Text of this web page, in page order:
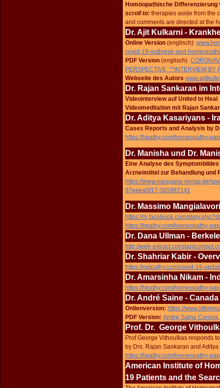
Homöopathische
scroll to: therapies aside from the
and comments are directed at the
Dr. Ajit Kulkarni -
Online Version (englisch)
covid-19-outbreak-and-
PDF Version (englisch)
PERSPECTIVE **INTERVIEW BY
Webseite des Autors
Dr. Rajan Sankaran im
Videointerview auf United to
Videomeditation mit Rajan
Dr. Aditya Kasariyans -
Cases Reports and Analysis by
https://hpathy.com/homeopathy-
Dr. Manisha und Dr.
Eine Analyse des
Arzneimittel zur Behandlung und
https://www.narayana-verlag.de/
97eeea5f17-365997141
Dr. Massimo
https://m.facebook.com/
https://hpathy.com/homeopathy-
Dr. Dana Ullman -
http://web-
Dr. Shahriar Kabir -
https://mdpathy.com/covid-19-
Dr. Amarsinha Nikam -
https://hpathy.com/homeopathy-
Dr. André Saine - Canada
Onlienversion: https://
PDF Version: André Saine Corona
Prof. Dr. George
Prof George Vithoulkas responds
by Drs. Rajan Sankaran and
https://hpathy.com/homeopathy-
American Institute of
19 Patients and the